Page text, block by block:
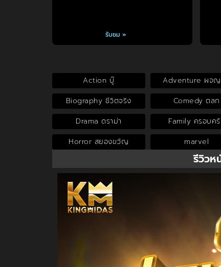
รับชม »
Action บู๊ Adventure ผจ
Biography ชีวิตจริง
Comedy ตลก
Drama ดราม่า
Family ครอบค
Horror สยองขวัญ
marvel
รีวิวห